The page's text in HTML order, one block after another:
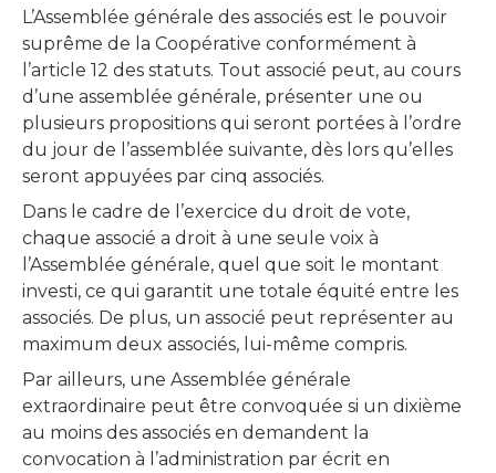
L’Assemblée générale des associés est le pouvoir
suprême de la Coopérative conformément à
l’article 12 des statuts. Tout associé peut, au cours
d’une assemblée générale, présenter une ou
plusieurs propositions qui seront portées à l’ordre
du jour de l’assemblée suivante, dès lors qu’elles
seront appuyées par cinq associés.
Dans le cadre de l’exercice du droit de vote,
chaque associé a droit à une seule voix à
l’Assemblée générale, quel que soit le montant
investi, ce qui garantit une totale équité entre les
associés. De plus, un associé peut représenter au
maximum deux associés, lui-même compris.
Par ailleurs, une Assemblée générale
extraordinaire peut être convoquée si un dixième
au moins des associés en demandent la
convocation à l’administration par écrit en